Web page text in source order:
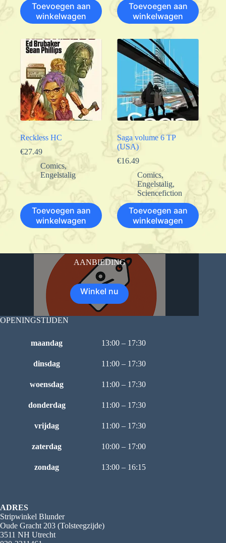
Toevoegen aan
winkelwagen
Toevoegen aan
winkelwagen
Reckless HC
€27.49
Comics,
Engelstalig
Toevoegen aan
winkelwagen
Saga volume 6 TP
(USA)
€16.49
Comics,
Engelstalig,
Sciencefiction
Toevoegen aan
winkelwagen
AANBIEDING
Winkel nu
OPENINGSTIJDEN
maandag 13:00 – 17:30
dinsdag 11:00 – 17:30
woensdag 11:00 – 17:30
donderdag 11:00 – 17:30
vrijdag 11:00 – 17:30
zaterdag 10:00 – 17:00
zondag 13:00 – 16:15
ADRES
Stripwinkel Blunder
Oude Gracht 203 (Tolsteegzijde)
3511 NH Utrecht